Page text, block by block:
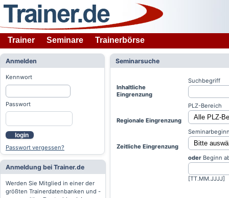
Trainer Seminare Trainerbörse
Anmelden
Kennwort
Passwort
login
Passwort vergessen?
Anmeldung bei Trainer.de
Werden Sie Mitglied in einer der
größten Trainerdatenbanken und -
Seminarsuche
Inhaltliche
Eingrenzung
Suchbegriff
Regionale Eingrenzung
PLZ-Bereich
Zeitliche Eingrenzung
oder Beginn
[TT.MM.JJJJ]